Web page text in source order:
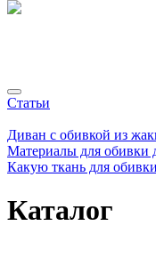
Статьи
Диван с обивкой из
Материалы для обивки
Какую ткань для
Каталог